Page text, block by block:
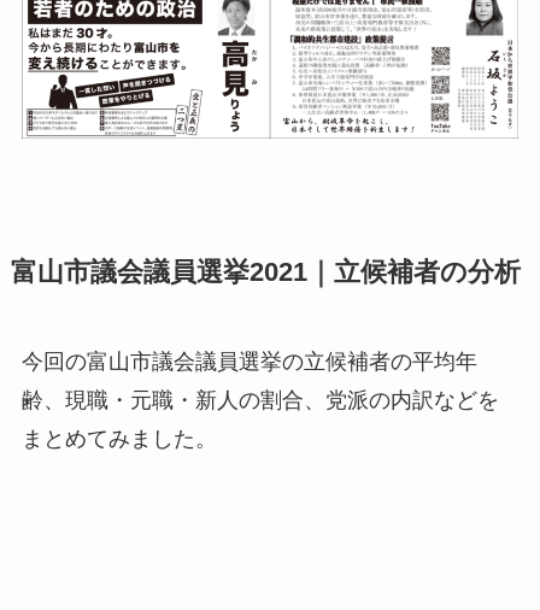
富山市議会議員選挙2021｜立候補者の分析
今回の富山市議会議員選挙の立候補者の平均年
齢、現職・元職・新人の割合、党派の内訳などを
まとめてみました。